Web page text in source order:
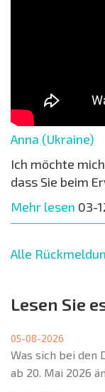
Anna (Ukraine)
Ich möchte
dass Sie beim
Mehr lesen 03-
Alle
Lesen Sie
05-08-2026
Was sich bei den
ab 20. Mai 2026